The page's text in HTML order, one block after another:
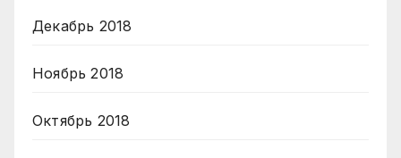
Декабрь 2018
Ноябрь 2018
Октябрь 2018